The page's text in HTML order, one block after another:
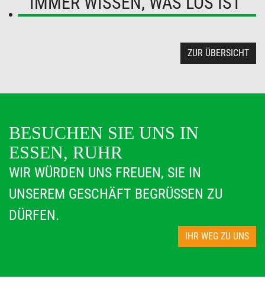
ZUR ÜBERSICHT
BESUCHEN SIE UNS IN
ESSEN, RUHR
WIR WÜRDEN UNS FREUEN, SIE IN
UNSEREM GESCHÄFT BEGRÜSSEN ZU D
ÜRFEN.
IHR WEG ZU UNS